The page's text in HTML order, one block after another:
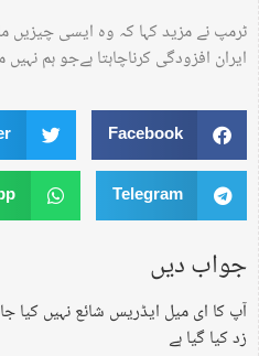
ٹرمپ نے مزید کہا کہ وہ ایسی چیزیں
ایران افزودگی کرناچاہتا ہےجو ہم
Facebook
Telegram
جواب دیں
آپ کا ای میل ایڈریس شائع نہیں کیا
زد کیا گیا ہے